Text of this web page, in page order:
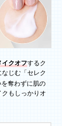
イクオフするク
じむ「セレク
奪わずに肌の
もしっかりオ